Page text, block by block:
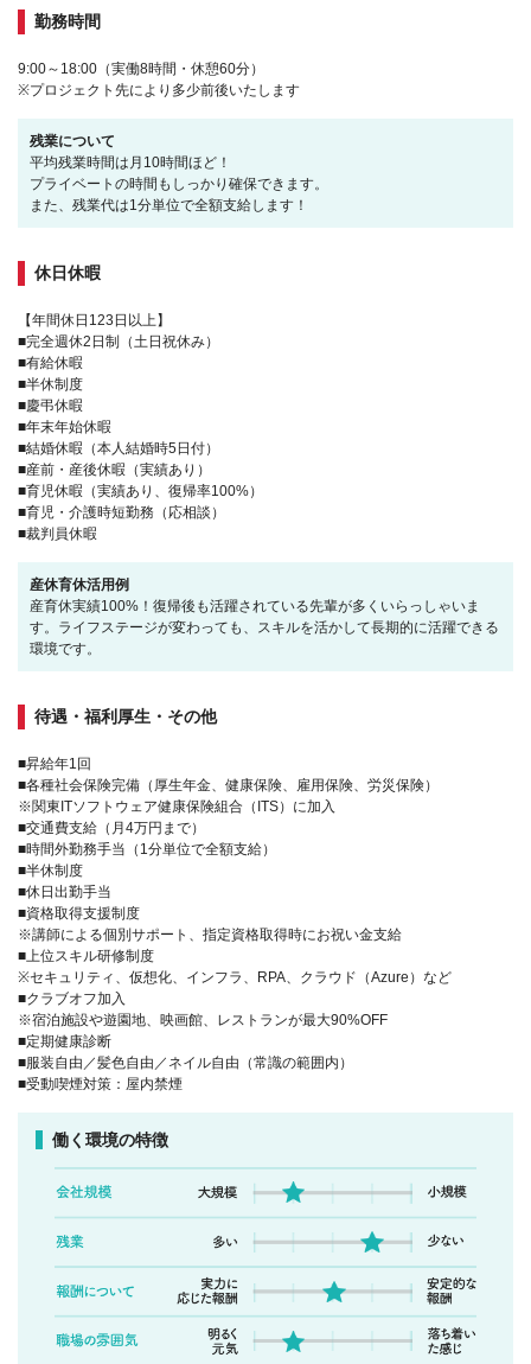
勤務時間
9:00～18:00（実働8時間・休憩60分）
※プロジェクト先により多少前後いたします
残業について
平均残業時間は月10時間ほど！
プライベートの時間もしっかり確保できます。
また、残業代は1分単位で全額支給します！
休日休暇
【年間休日123日以上】
■完全週休2日制（土日祝休み）
■有給休暇
■半休制度
■慶弔休暇
■年末年始休暇
■結婚休暇（本人結婚時5日付）
■産前・産後休暇（実績あり）
■育児休暇（実績あり、復帰率100%）
■育児・介護時短勤務（応相談）
■裁判員休暇
産休育休活用例
産育休実績100%！復帰後も活躍されている先輩が多くいらっしゃいま
す。ライフステージが変わっても、スキルを活かして長期的に活躍できる
環境です。
待遇・福利厚生・その他
■昇給年1回
■各種社会保険完備（厚生年金、健康保険、雇用保険、労災保険）
※関東ITソフトウェア健康保険組合（ITS）に加入
■交通費支給（月4万円まで）
■時間外勤務手当（1分単位で全額支給）
■半休制度
■休日出勤手当
■資格取得支援制度
※講師による個別サポート、指定資格取得時にお祝い金支給
■上位スキル研修制度
※セキュリティ、仮想化、インフラ、RPA、クラウド（Azure）など
■クラブオフ加入
※宿泊施設や遊園地、映画館、レストランが最大90%OFF
■定期健康診断
■服装自由／髪色自由／ネイル自由（常識の範囲内）
■受動喫煙対策：屋内禁煙
働く環境の特徴